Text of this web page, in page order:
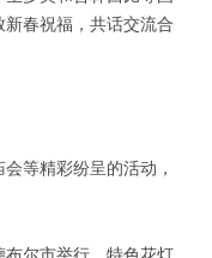
春祝福，共话交流合
等精彩纷呈的活动，